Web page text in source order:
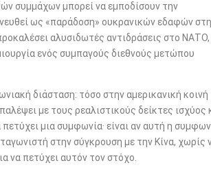
συμμάχων μπορεί να εμποδίσουν την
ως «παράδοση» ουκρανικών εδαφών στη
αλυσιδωτές αντιδράσεις στο ΝΑΤΟ,
ενός συμπαγούς διεθνούς μετώπου
διάσταση: τόσο στην αμερικανική κοινή
με τους ρεαλιστικούς δείκτες ισχύος
μια συμφωνία· είναι αν αυτή η
στην σύγκρουση με την Κίνα, χωρίς
να πετύχει αυτόν τον στόχο.